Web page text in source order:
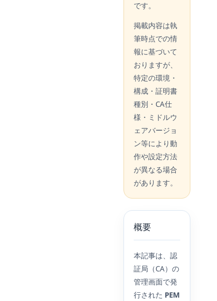
です。
掲載内容は執
筆時点での情
報に基づいて
おりますが、
特定の環境・
構成・証明書
種別・CA仕
様・ミドルウ
ェアバージョ
ン等により動
作や設定方法
が異なる場合
があります。
概要
本記事は、認
証局（CA）の
管理画面で発
行された PEM